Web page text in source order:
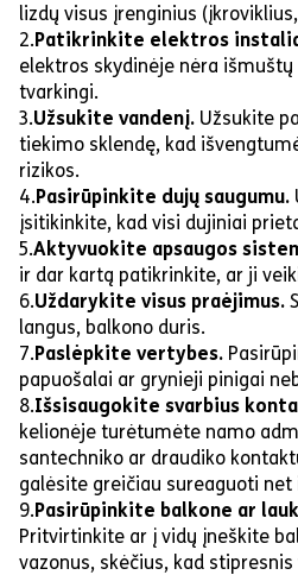
lizdų visus įrenginius
2.Patikrinkite elektros
elektros skydinėje nėra
tvarkingi.
3.Užsukite vandenį. Užsukite
tiekimo sklendę, kad
rizikos.
4.Pasirūpinkite dujų saugumu.
įsitikinkite, kad visi dujiniai
5.Aktyvuokite apsaugos
ir dar kartą patikrinkite, ar ji
6.Uždarykite visus praėjimus.
langus, balkono duris.
7.Paslėpkite vertybes.
papuošalai ar grynieji pinigai
8.Išsisaugokite svarbius
kelionėje turėtumėte namo
santechniko ar draudiko
galėsite greičiau sureaguoti net
9.Pasirūpinkite balkone ar
Pritvirtinkite ar į vidų įneškite
vazonus, skėčius, kad